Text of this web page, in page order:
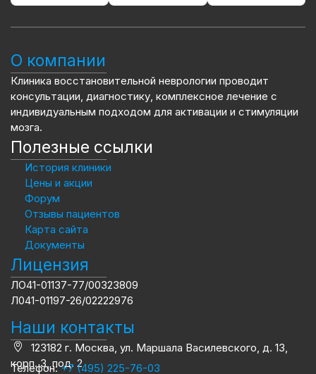
О компании
Клиника восстановительной неврологии проводит
консультации, диагностику, комплексное лечение с
индивидуальным подходом для активации и стимуляции
мозга.
Полезные ссылки
История клиники
Цены и акции
Форум
Отзывы пациентов
Карта сайта
Документы
Лицензия
ЛО41-01137-77/00323809
Л041-01197-26/02222976
Наши контакты
123182 г. Москва, ул. Маршала Василевского, д. 13,
корп. 3, под. 2
Телефон:+7 (495) 225-76-03